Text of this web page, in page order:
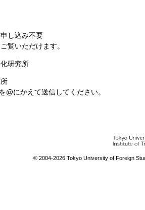
し込み不要
覧いただけます。
研究所
にかえて送信してください。
© 2004-2026 Tokyo University of Foreign